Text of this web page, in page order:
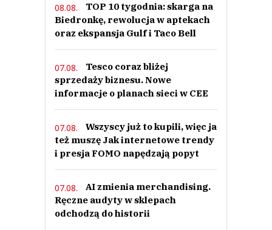
08.08.
TOP 10 tygodnia: skarga na
Biedronkę, rewolucja w aptekach
oraz ekspansja Gulf i Taco Bell
07.08.
Tesco coraz bliżej
sprzedaży biznesu. Nowe
informacje o planach sieci w CEE
07.08.
Wszyscy już to kupili, więc ja
też muszę Jak internetowe trendy
i presja FOMO napędzają popyt
07.08.
AI zmienia merchandising.
Ręczne audyty w sklepach
odchodzą do historii